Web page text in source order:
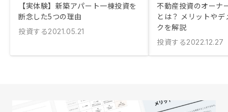
【実体験】新築アパート一棟投資を
断念した5つの理由
投資する2021.05.21
不動産投資のオーナ
とは？ メリットや
クを解説
投資する2022.12.27